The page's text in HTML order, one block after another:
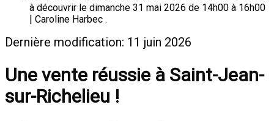
à découvrir le dimanche 31 mai 2026 de 14h00 à 16h00
| Caroline Harbec .
Dernière modification: 11 juin 2026
Une vente réussie à Saint-Jean-
sur-Richelieu !